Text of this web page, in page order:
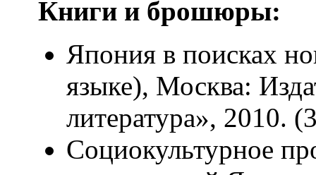
Книги и брошюры:
Япония в поисках
языке), Москва:
литература», 2010.
Социокультурное